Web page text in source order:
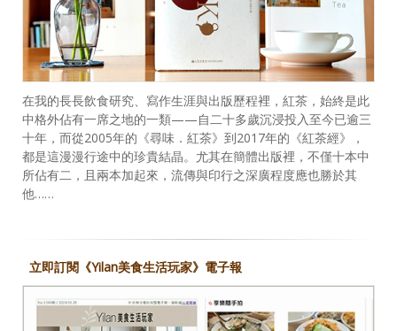
在我的長長飲食研究、寫作生涯與出版歷程裡，紅茶，始終是此
中格外佔有一席之地的一類——自二十多歲沉浸投入至今已逾三
十年，而從2005年的《尋味．紅茶》到2017年的《紅茶經》，
都是這漫漫行途中的珍貴結晶。尤其在簡體出版裡，不僅十本中
所佔有二，且兩本加起來，流傳與印行之深廣程度應也勝於其
他……
立即訂閱《Yilan美食生活玩家》電子報